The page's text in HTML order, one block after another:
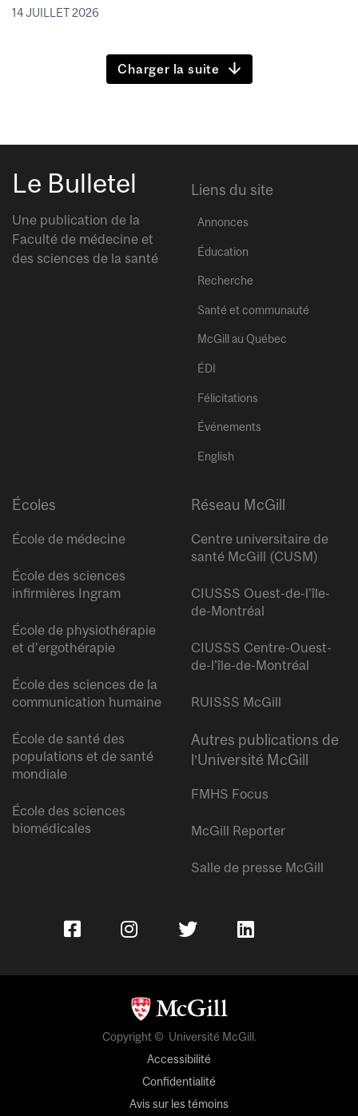
14 JUILLET 2026
Charger la suite
Le Bulletel
Une publication de la
Faculté de médecine et
des sciences de la santé
Liens du site
Annonces
Éducation
Recherche
Santé et communauté
McGill au Québec
ÉDI
Félicitations
Événements
English
Écoles
École de médecine
École des sciences
infirmières Ingram
École de physiothérapie
et d’ergothérapie
École des sciences de la
communication humaine
École de santé des
populations et de santé
mondiale
École des sciences
biomédicales
Réseau McGill
Centre universitaire de
santé McGill (CUSM)
CIUSSS Ouest-de-l’île-
de-Montréal
CIUSSS Centre-Ouest-
de-l’île-de-Montréal
RUISSS McGill
Autres publications de
l’Université McGill
FMHS Focus
McGill Reporter
Salle de presse McGill
Copyright © Université McGill.
Accessibilité
Confidentialité
Avis sur les témoins